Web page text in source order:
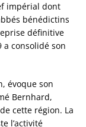
impérial dont
bénédictins
définitive
a consolidé son
évoque son
Bernhard,
cette région. La
l’activité